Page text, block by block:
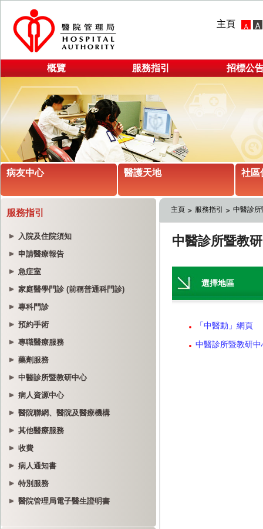
主頁
概覽 服務指引 招標公
病友中心 醫護天地 社區
服務指引
入院及住院須知
申請醫療報告
急症室
家庭醫學門診 (前稱普通科門診)
專科門診
預約手術
專職醫療服務
藥劑服務
中醫診所暨教研中心
病人資源中心
醫院聯網、醫院及醫療機構
其他醫療服務
收費
病人通知書
特別服務
醫院管理局電子醫生證明書
主頁 服務指引 中醫診所